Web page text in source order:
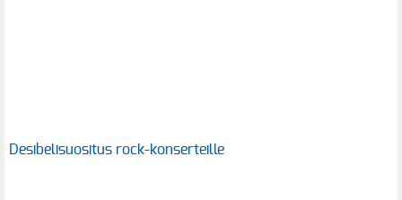
Desibelisuositus rock-konserteille